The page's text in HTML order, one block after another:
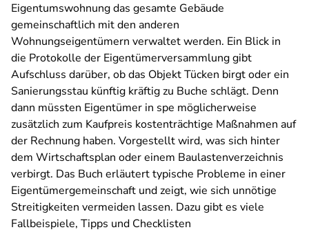
Eigentumswohnung das gesamte Gebäude
gemeinschaftlich mit den anderen
Wohnungseigentümern verwaltet werden. Ein Blick in
die Protokolle der Eigentümerversammlung gibt
Aufschluss darüber, ob das Objekt Tücken birgt oder ein
Sanierungsstau künftig kräftig zu Buche schlägt. Denn
dann müssten Eigentümer in spe möglicherweise
zusätzlich zum Kaufpreis kostenträchtige Maßnahmen auf
der Rechnung haben. Vorgestellt wird, was sich hinter
dem Wirtschaftsplan oder einem Baulastenverzeichnis
verbirgt. Das Buch erläutert typische Probleme in einer
Eigentümergemeinschaft und zeigt, wie sich unnötige
Streitigkeiten vermeiden lassen. Dazu gibt es viele
Fallbeispiele, Tipps und Checklisten